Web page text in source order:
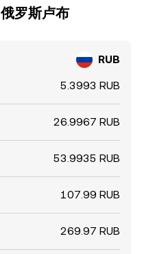
罗斯卢布
RUB
5.3993 RUB
26.9967 RUB
53.9935 RUB
107.99 RUB
269.97 RUB